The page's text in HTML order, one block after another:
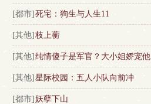
[都市] 死宅：狗生与人生11
[其他] 枝上蘅
[其他] 纯情傻子是军官？大小姐娇宠他
[其他] 星际校园：五人小队向前冲
[都市] 妖孽下山